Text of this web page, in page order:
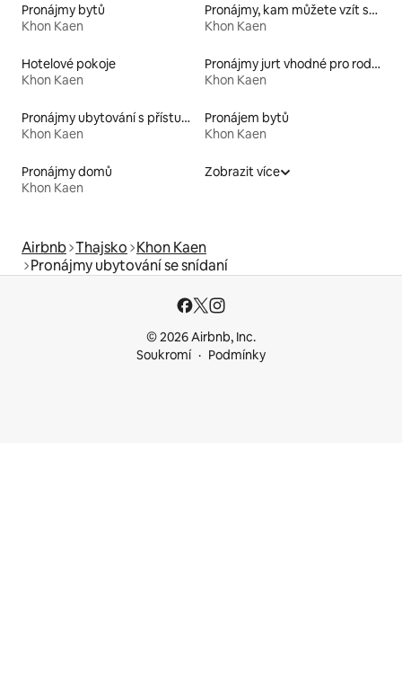
Pronájmy bytů
Khon Kaen
Pronájmy, kam můžete vzít své domácí mazlíčky
Khon Kaen
Hotelové pokoje
Khon Kaen
Pronájmy jurt vhodné pro rodiny s dětmi
Khon Kaen
Pronájmy ubytování s přístupem k jezeru
Khon Kaen
Pronájem bytů
Khon Kaen
Pronájmy domů
Khon Kaen
Zobrazit více
Airbnb Thajsko Khon Kaen
Pronájmy ubytování se snídaní
© 2026 Airbnb, Inc.
Soukromí
Podmínky